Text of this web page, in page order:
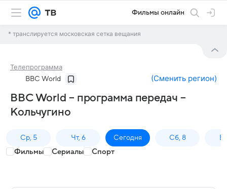
Фильмы онлайн
* транслируется московская сетка вещания
Телепрограмма
BBC World (Сменить регион)
BBC World – программа передач –
Кольчугино
Ср, 5 Чт, 6 Сегодня Сб, 8
Фильмы Сериалы Спорт